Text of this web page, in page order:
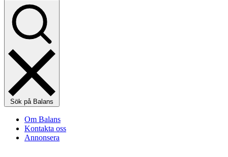
Sök på Balans
Om Balans
Kontakta oss
Annonsera